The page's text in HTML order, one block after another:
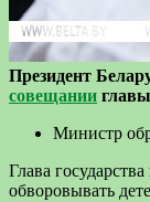
Президент
совещании
Министр
Глава
обворовывать